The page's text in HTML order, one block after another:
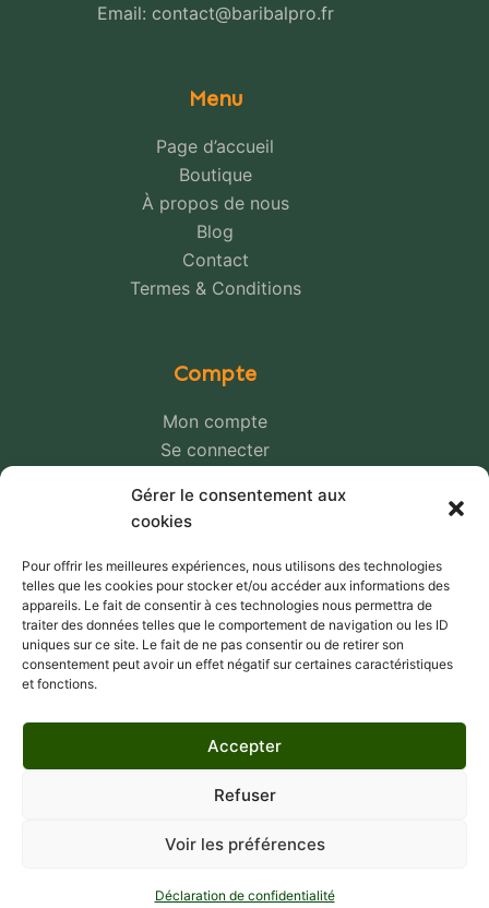
Gérer le consentement aux
cookies
Pour offrir les meilleures expériences, nous utilisons des technologies
telles que les cookies pour stocker et/ou accéder aux informations des
appareils. Le fait de consentir à ces technologies nous permettra de
traiter des données telles que le comportement de navigation ou les ID
uniques sur ce site. Le fait de ne pas consentir ou de retirer son
consentement peut avoir un effet négatif sur certaines caractéristiques
et fonctions.
Accepter
Refuser
Voir les préférences
Déclaration de confidentialité
Email: contact@baribalpro.fr
Menu
Page d’accueil
Boutique
À propos de nous
Blog
Contact
Termes & Conditions
Compte
Mon compte
Se connecter
Une question ?
Livraison et paiement
Nos transporteurs
Retour et remboursement
Moyen de paiements
Creative Themes.